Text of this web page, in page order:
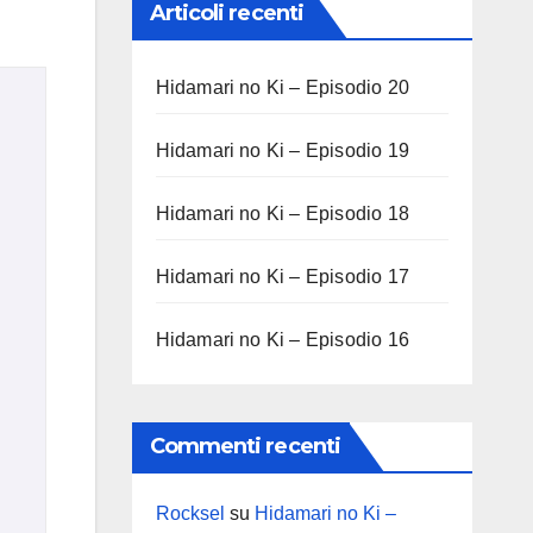
Articoli recenti
Hidamari no Ki – Episodio 20
Hidamari no Ki – Episodio 19
Hidamari no Ki – Episodio 18
Hidamari no Ki – Episodio 17
Hidamari no Ki – Episodio 16
Commenti recenti
Rocksel su Hidamari no Ki –